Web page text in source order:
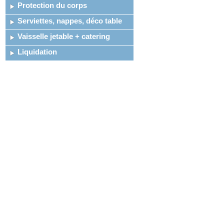
Protection du corps
Serviettes, nappes, déco table
Vaisselle jetable + catering
Liquidation